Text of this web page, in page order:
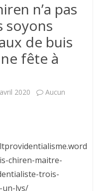
n’a pas
soyons
de buis
fête à
2020
Aucun
chiren-maitre-
trois-
un-lys/